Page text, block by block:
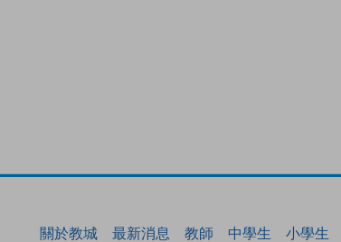
關於教城 最新消息 教師 中學生 小學生